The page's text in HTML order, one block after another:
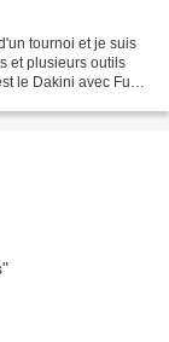
tournoi et je suis
et plusieurs outils
le Dakini avec Fusil